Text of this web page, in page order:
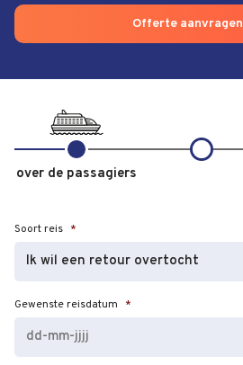
Offerte aanvragen
over de passagiers
Soort reis *
Gewenste reisdatum *